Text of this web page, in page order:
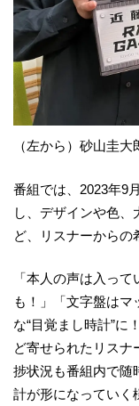
（左から）砂山圭
番組では、2023年9
し、デザインや色
ど、リスナーからの
「本人の声は入っ
も！」「文字盤はマ
な“目覚まし時計”に
ど寄せられたリスナ
捗状況も番組内で随
計が形になっていく